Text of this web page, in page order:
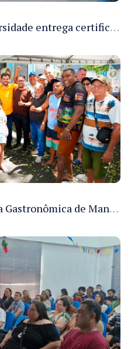
Programa Bolsa Universidade entrega certificados a formandos em Manaus na sede do Executivo municipal
Prefeitura anuncia Rua Gastronômica de Manaus e garante alternativas para 54 ambulantes cadastrados